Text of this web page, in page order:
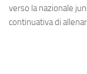
verso la nazionale
continuativa di